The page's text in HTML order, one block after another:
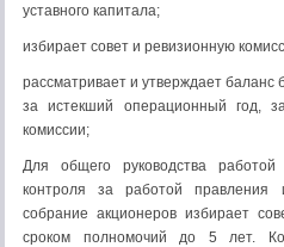
уставного капитала;
избирает совет и ревизионную
рассматривает и утверждает баланс
за истекший операционный год,
комиссии;
Для общего руководства
контроля за работой правления
собрание акционеров избирает
сроком полномочий до 5 лет.